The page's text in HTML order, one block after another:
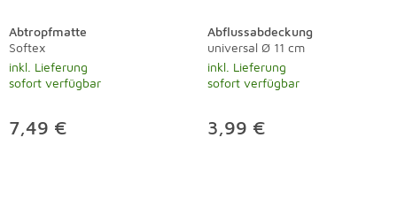
Abtropfmatte
Softex
inkl. Lieferung
sofort verfügbar
7,49 €
Abflussabdeckung
universal Ø 11 cm
inkl. Lieferung
sofort verfügbar
3,99 €